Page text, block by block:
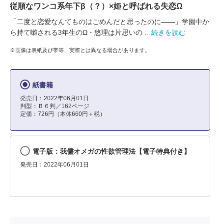
従順なワンコ系年下β（？）×姫と呼ばれる失恋Ω
「二度と恋愛なんてものはごめんだと思ったのに――」学園中か
ら持て囃される3年生のΩ・悠理は片思いの
…続きを読む
※画像は表紙及び帯等、実際とは異なる場合があります。
紙書籍
発売日：2022年06月01日
判型：Ｂ６判／162ページ
定価：726円（本体660円＋税）
電子版：我儘オメガの性欲管理法【電子特典付き】
発売日：2022年06月01日